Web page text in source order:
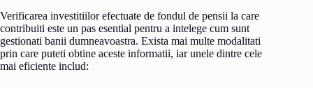
Verificarea investitiilor efectuate de fondul de pensii la care
contribuiti este un pas esential pentru a intelege cum sunt
gestionati banii dumneavoastra. Exista mai multe modalitati
prin care puteti obtine aceste informatii, iar unele dintre cele
mai eficiente includ: